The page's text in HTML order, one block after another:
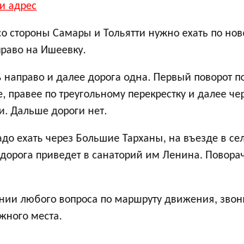
адрес
стороны Самары и Тольятти нужно ехать по
на Ишеевку.
и далее дорога одна. Первый поворот
правее по треугольному перекрестку и далее
Дальше дороги нет.
ехать через Большие Тарханы, на въезде в
приведет в санаторий им Ленина.
любого вопроса по маршруту движения,
места.